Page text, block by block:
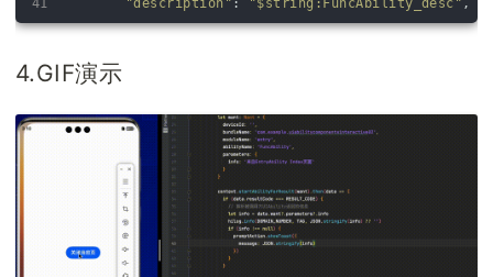
41
42
44
"description" : "$string:FuncAbility_desc" ,
"icon": "$media:layered_image",
"exported"
true,
"skills"
"entities": [
"entity.system.home"
,
4.GIF演示